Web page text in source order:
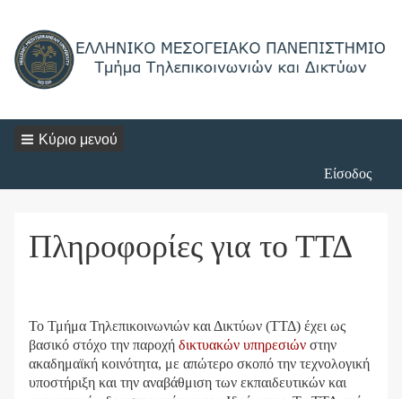
Κύριο μενού
Είσοδος
Πληροφορίες για το ΤΤΔ
Το Τμήμα Τηλεπικοινωνιών και Δικτύων (ΤΤΔ) έχει ως
βασικό στόχο την παροχή δικτυακών υπηρεσιών στην
ακαδημαϊκή κοινότητα, με απώτερο σκοπό την τεχνολογική
υποστήριξη και την αναβάθμιση των εκπαιδευτικών και